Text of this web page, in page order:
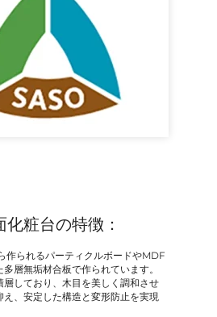
粧台の特徴：
作られるパーティクルボードやMDF
層無垢材合板で作られています。
しており、木目を美しく調和させ
、安定した構造と変形防止を実現